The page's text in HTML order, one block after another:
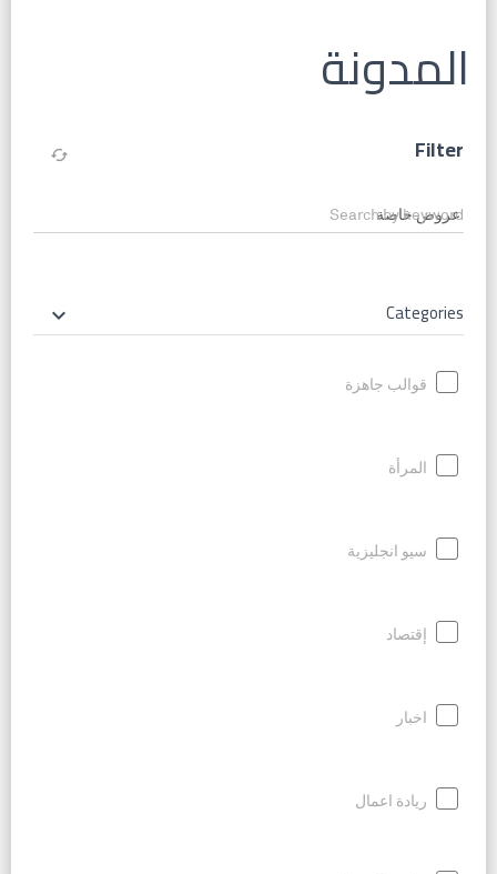
المدونة
Filter
cached
Search by keyword
Categories
keyboard_arrow_down
قوالب جاهزة
المرأة
سيو انجليزية
إقتصاد
اخبار
ريادة اعمال